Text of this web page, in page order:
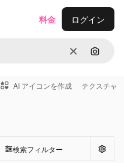
消去 画像で
料金 ログイン
AI アイコンを作成 テクスチャ
検索フィルター